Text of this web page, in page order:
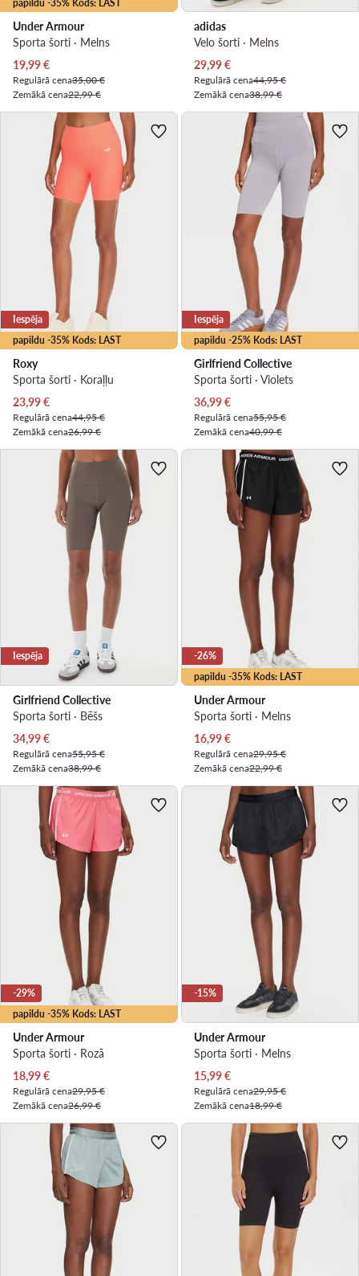
papildu -35% Kods: LAST
Under Armour
Sporta šorti · Melns
Pašreizējā cena
19,99€
Regulārā cena35,00 €
Zemākā cena22,99 €
adidas
Velo šorti · Melns
Pašreizējā cena
29,99€
Regulārā cena44,95 €
Zemākā cena38,99 €
papildu -35% Kods: LAST
Iespēja
Roxy
Sporta šorti · Koraļļu
Pašreizējā cena
23,99€
Regulārā cena44,95 €
Zemākā cena26,99 €
papildu -25% Kods: LAST
Iespēja
Girlfriend Collective
Sporta šorti · Violets
Pašreizējā cena
36,99€
Regulārā cena55,95 €
Zemākā cena40,99 €
Iespēja
Girlfriend Collective
Sporta šorti · Bēšs
Pašreizējā cena
34,99€
Regulārā cena55,95 €
Zemākā cena38,99 €
papildu -35% Kods: LAST
-26%
Under Armour
Sporta šorti · Melns
Pašreizējā cena
16,99€
Regulārā cena29,95 €
Zemākā cena22,99 €
papildu -35% Kods: LAST
-29%
Under Armour
Sporta šorti · Rozā
Pašreizējā cena
18,99€
Regulārā cena29,95 €
Zemākā cena26,99 €
-15%
Under Armour
Sporta šorti · Melns
Pašreizējā cena
15,99€
Regulārā cena29,95 €
Zemākā cena18,99 €